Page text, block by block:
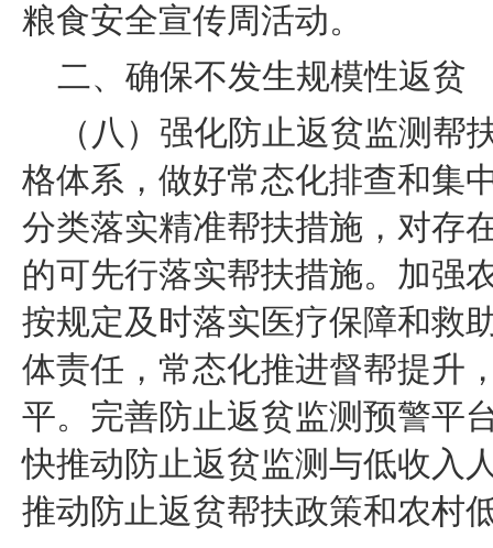
粮食安全宣传周活动。
二、确保不发生规模性返贫
（八）强化防止返贫监测
格体系，做好常态化排查和集
分类落实精准帮扶措施，对存
的可先行落实帮扶措施。加强
按规定及时落实医疗保障和救
体责任，常态化推进督帮提升
平。完善防止返贫监测预警平
快推动防止返贫监测与低收入
推动防止返贫帮扶政策和农村